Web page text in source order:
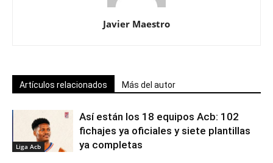
Javier Maestro
Artículos relacionados Más del autor
Liga Acb
Así están los 18 equipos Acb: 102
fichajes ya oficiales y siete plantillas
ya completas